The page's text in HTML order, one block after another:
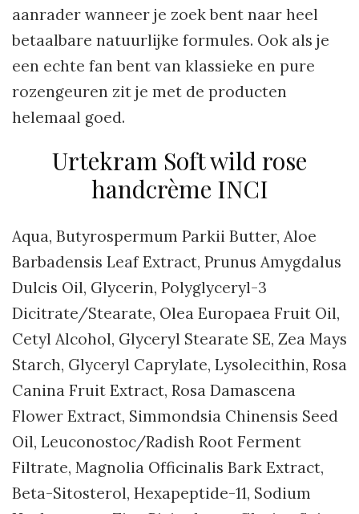
aanrader wanneer je zoek bent naar heel
betaalbare natuurlijke formules. Ook als je
een echte fan bent van klassieke en pure
rozengeuren zit je met de producten
helemaal goed.
Urtekram Soft wild rose
handcrème INCI
Aqua, Butyrospermum Parkii Butter, Aloe
Barbadensis Leaf Extract, Prunus Amygdalus
Dulcis Oil, Glycerin, Polyglyceryl-3
Dicitrate/Stearate, Olea Europaea Fruit Oil,
Cetyl Alcohol, Glyceryl Stearate SE, Zea Mays
Starch, Glyceryl Caprylate, Lysolecithin, Rosa
Canina Fruit Extract, Rosa Damascena
Flower Extract, Simmondsia Chinensis Seed
Oil, Leuconostoc/Radish Root Ferment
Filtrate, Magnolia Officinalis Bark Extract,
Beta-Sitosterol, Hexapeptide-11, Sodium